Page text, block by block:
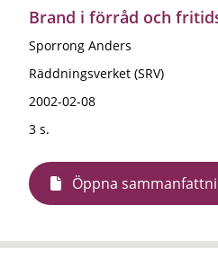
Brand i förråd och
Sporrong Anders
Räddningsverket (SRV)
2002-02-08
3 s.
Öppna